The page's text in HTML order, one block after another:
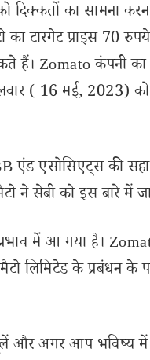
दिक्कतों का सामना
का टारगेट प्राइस 70
हैं। Zomato कंपनी का
( 16 मई, 2023)
एंड एसोसिएट्स की
सेबी को इस बारे में
में आ गया है।
लिमिटेड के प्रबंधन के
और अगर आप भविष्य